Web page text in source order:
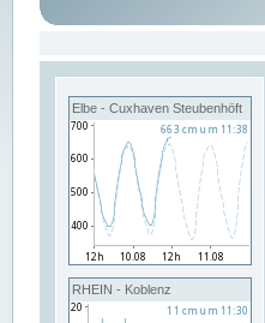
Elbe - Cuxhaven Steubenhöft
RHEIN - Koblenz